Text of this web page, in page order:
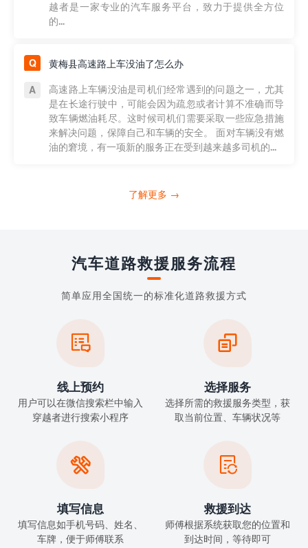
越者是一家专业的汽车服务平台，致力于提供全方位
的...
黄梅县高速路上车没油了怎么办
高速路上车辆没油是司机们经常遇到的问题之一，尤其
是在长途行驶中，可能会因为疏忽或者计算不准确而导
致车辆燃油耗尽。这时候司机们需要采取一些应急措施
来解决问题，保障自己和车辆的安全。 面对车辆没有燃
油的窘境，有一项新的服务正在受到越来越多司机的...
了解更多 →
汽车道路救援服务流程
简单应用全国统一的标准化道路救援方式

线上预约
用户可以在微信搜索栏中输入
穿越者进行搜索小程序

选择服务
选择所需的救援服务类型，获
取当前位置、车辆状况等

填写信息
填写信息如手机号码、姓名、
车牌，便于师傅联系

救援到达
师傅根据系统获取您的位置和
到达时间，等待即可